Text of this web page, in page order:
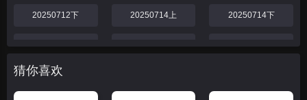
20250712下 20250714上 20250714下
20250718 20250719 20250721上
20250721下
猜你喜欢